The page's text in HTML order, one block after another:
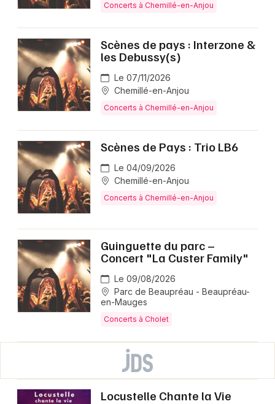
Concerts à Chemillé-en-Anjou
Scènes de pays : Interzone &
les Debussy(s)
Le 07/11/2026
Chemillé-en-Anjou
Concerts à Chemillé-en-Anjou
Scènes de Pays : Trio LB6
Le 04/09/2026
Chemillé-en-Anjou
Concerts à Chemillé-en-Anjou
Guinguette du parc –
Concert "La Custer Family"
Le 09/08/2026
Parc de Beaupréau - Beaupréau-
en-Mauges
Concerts à Cholet
Locustelle Chante la Vie